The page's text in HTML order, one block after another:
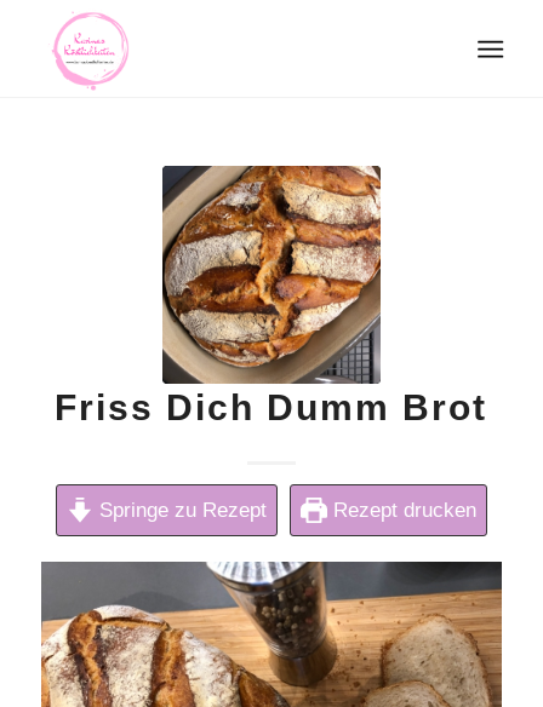
Friss Dich Dumm Brot
Springe zu Rezept Rezept drucken